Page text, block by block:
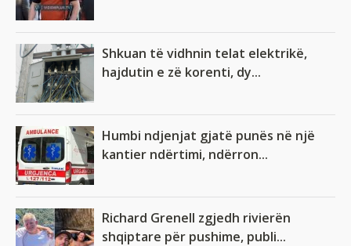
Shkuan të vidhnin telat elektrikë,
hajdutin e zë korenti, dy...
Humbi ndjenjat gjatë punës në një
kantier ndërtimi, ndërron...
Richard Grenell zgjedh rivierën
shqiptare për pushime, publi...